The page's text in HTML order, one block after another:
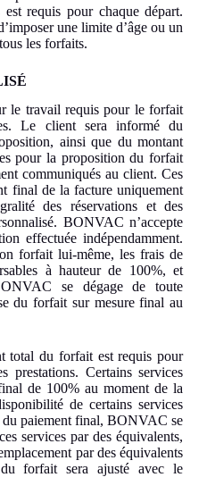
requis pour chaque départ.
une limite d’âge ou un
les forfaits.
le travail requis pour le forfait
Le client sera informé du
ainsi que du montant
pour la proposition du forfait
communiqués au client. Ces
final de la facture uniquement
des réservations et des
BONVAC n’accepte
effectuée indépendamment.
forfait lui-même, les frais de
à hauteur de 100%, et
se dégage de toute
du forfait sur mesure final au
total du forfait est requis pour
prestations. Certains services
de 100% au moment de la
de certains services
du paiement final, BONVAC se
services par des équivalents,
par des équivalents
forfait sera ajusté avec le